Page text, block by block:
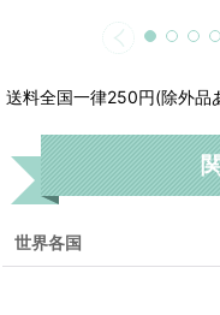
送料全国一律250円(除外品
世界各国